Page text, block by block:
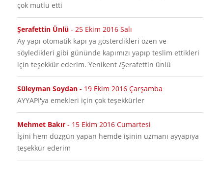
çok mutlu etti
Şerafettin Ünlü - 25 Ekim 2016 Salı
Ay yapı otomatik kapı ya gösterdikleri özen ve
söyledikleri gibi gününde kapımızı yapıp teslim ettikleri
için teşekkür ederim. Yenikent /Şerafettin ünlü
Süleyman Soydan - 19 Ekim 2016 Çarşamba
AYYAPI'ya emekleri için çok teşekkürler
Mehmet Bakır - 15 Ekim 2016 Cumartesi
İşini hem düzgün yapan hemde işinin uzmanı ayyapıya
teşekkür ederim